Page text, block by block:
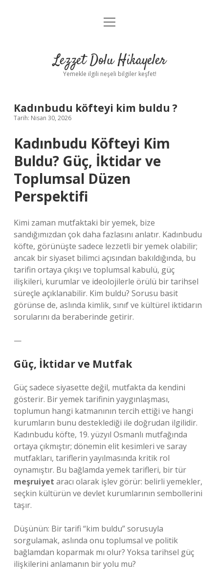
Anasayfa
Yasal Uyarı
menüyü
Lezzet Dolu Hikayeler
Yemekle ilgili neşeli bilgiler keşfet!
Kadınbudu köfteyi kim buldu ?
Tarih: Nisan 30, 2026
Kadınbudu Köfteyi Kim
Buldu? Güç, İktidar ve
Toplumsal Düzen
Perspektifi
Kimi zaman mutfaktaki bir yemek, bize
sandığımızdan çok daha fazlasını anlatır. Kadınbudu
köfte, görünüşte sadece lezzetli bir yemek olabilir;
ancak bir siyaset bilimci açısından bakıldığında, bu
tarifin ortaya çıkışı ve toplumsal kabulü, güç
ilişkileri, kurumlar ve ideolojilerle örülü bir tarihsel
süreçle açıklanabilir. Kim buldu? Sorusu basit
görünse de, aslında kimlik, sınıf ve kültürel iktidarın
sorularını da beraberinde getirir.
—
Güç, İktidar ve Mutfak
Güç sadece siyasette değil, mutfakta da kendini
gösterir. Bir yemek tarifinin yaygınlaşması,
toplumun hangi katmanının tercih ettiği ve hangi
kurumların bunu desteklediği ile doğrudan ilgilidir.
Kadınbudu köfte, 19. yüzyıl Osmanlı mutfağında
ortaya çıkmıştır; dönemin elit kesimleri ve saray
mutfakları, tariflerin yayılmasında kritik rol
oynamıştır. Bu bağlamda yemek tarifleri, bir tür
meşruiyet aracı olarak işlev görür: belirli yemekler,
seçkin kültürün ve devlet kurumlarının sembollerini
taşır.
Düşünün: Bir tarifi “kim buldu” sorusuyla
sorgulamak, aslında onu toplumsal ve politik
bağlamdan koparmak mı olur? Yoksa tarihsel güç
ilişkilerini anlamanın bir yolu mu?